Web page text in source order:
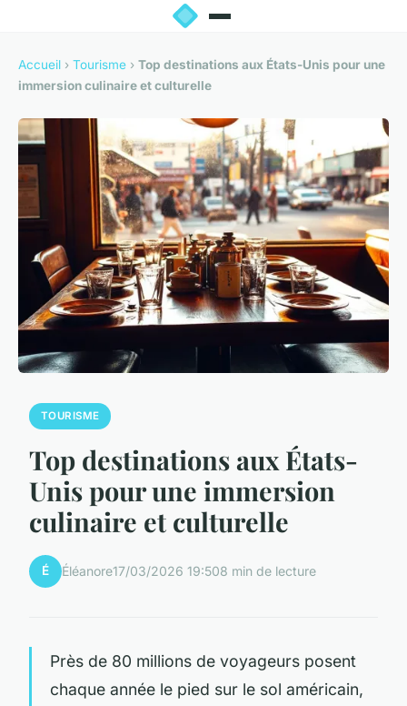
Accueil › Tourisme › Top destinations aux États-Unis pour une
immersion culinaire et culturelle
TOURISME
Top destinations aux États-
Unis pour une immersion
culinaire et culturelle
É Éléanore17/03/2026 19:508 min de lecture
Près de 80 millions de voyageurs posent
chaque année le pied sur le sol américain,